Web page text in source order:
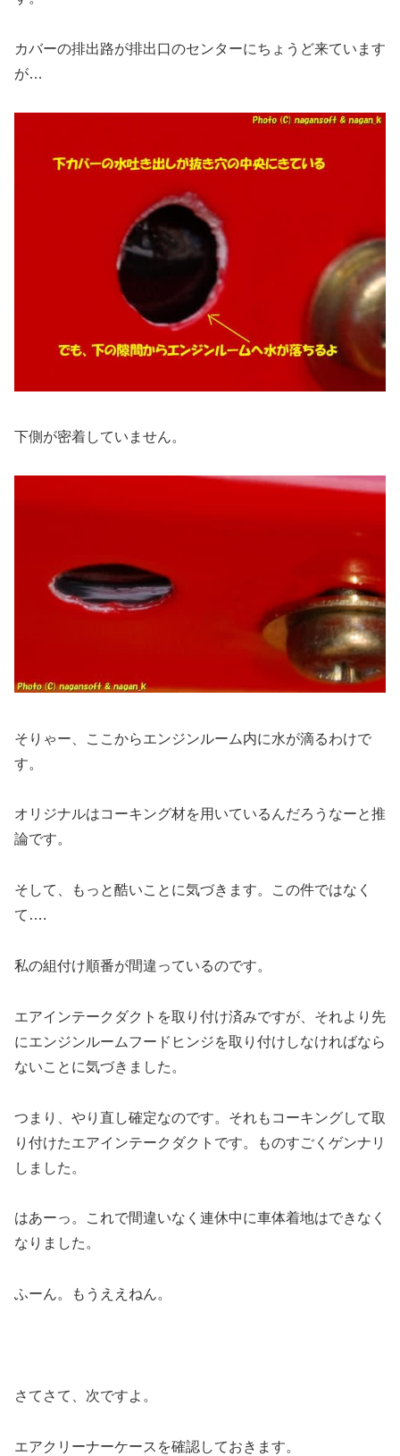
カバーの排出路が排出口のセンターにちょうど来ています
が…
下側が密着していません。
そりゃー、ここからエンジンルーム内に水が滴るわけで
す。
オリジナルはコーキング材を用いているんだろうなーと推
論です。
そして、もっと酷いことに気づきます。この件ではなく
て….
私の組付け順番が間違っているのです。
エアインテークダクトを取り付け済みですが、それより先
にエンジンルームフードヒンジを取り付けしなければなら
ないことに気づきました。
つまり、やり直し確定なのです。それもコーキングして取
り付けたエアインテークダクトです。ものすごくゲンナリ
しました。
はあーっ。これで間違いなく連休中に車体着地はできなく
なりました。
ふーん。もうええねん。
さてさて、次ですよ。
エアクリーナーケースを確認しておきます。